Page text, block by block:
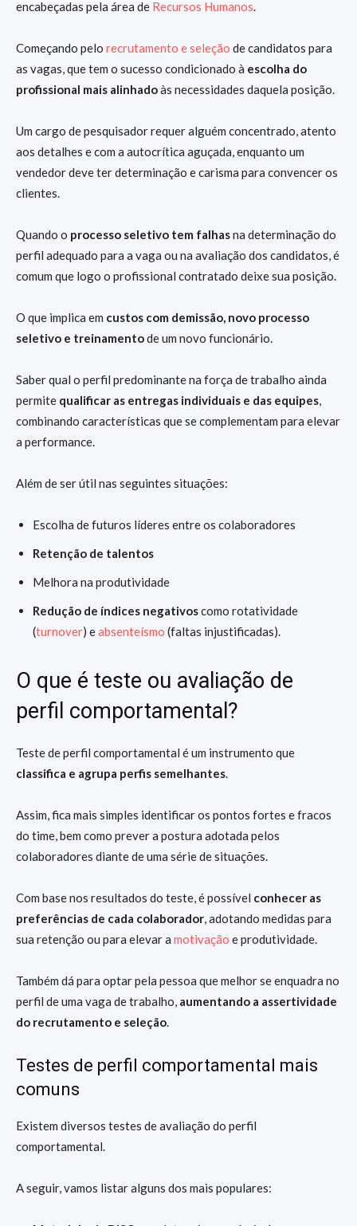
encabeçadas pela área de Recursos Humanos.
Começando pelo recrutamento e seleção de candidatos para
as vagas, que tem o sucesso condicionado à escolha do
profissional mais alinhadoàs necessidades daquela posição.
Um cargo de pesquisador requer alguém concentrado, atento
aos detalhes e com a autocrítica aguçada, enquanto um
vendedor deve ter determinação e carisma para convencer os
clientes.
Quando o processo seletivo tem falhasna determinação do
perfil adequado para a vaga ou na avaliação dos candidatos, é
comum que logo o profissional contratado deixe sua posição.
O que implica em custos com demissão, novo processo
seletivo e treinamentode um novo funcionário.
Saber qual o perfil predominante na força de trabalho ainda
permite qualificar as entregas individuais e das equipes,
combinando características que se complementam para elevar
a performance.
Além de ser útil nas seguintes situações:
Escolha de futuros líderes entre os colaboradores
Retenção de talentos
Melhora na produtividade
Redução de índices negativoscomo rotatividade
(turnover) eabsenteísmo (faltas injustificadas).
O que é teste ou avaliação de
perfil comportamental?
Teste de perfil comportamental é um instrumento que
classifica e agrupa perfis semelhantes.
Assim, fica mais simples identificar os pontos fortes e fracos
do time, bem como prever a postura adotada pelos
colaboradores diante de uma série de situações.
Com base nos resultados do teste, é possível conhecer as
preferências de cada colaborador, adotando medidas para
sua retenção ou para elevar a motivação e produtividade.
Também dá para optar pela pessoa que melhor se enquadra no
perfil de uma vaga de trabalho, aumentando a assertividade
do recrutamento e seleção.
Testes de perfil comportamental mais
comuns
Existem diversos testes de avaliação do perfil
comportamental.
A seguir, vamos listar alguns dos mais populares: